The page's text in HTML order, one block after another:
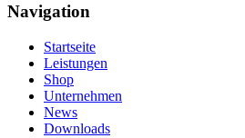
Navigation
Startseite
Leistungen
Shop
Unternehmen
News
Downloads